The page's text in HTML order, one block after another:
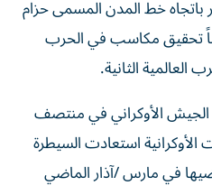
خط المدن المسمى حزام
تحقيق مكاسب ‌في الحرب
العالمية الثانية.
الأوكراني في منتصف
الأوكرانية استعادت السيطرة